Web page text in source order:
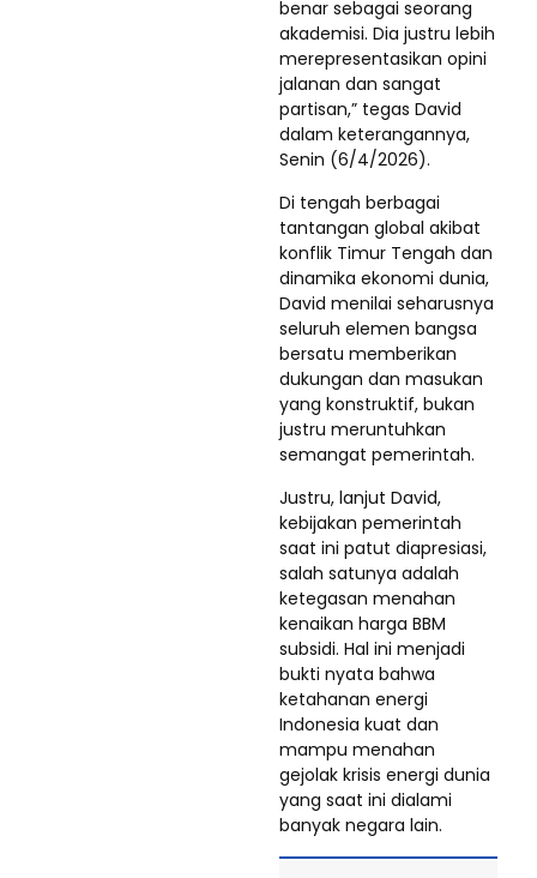
benar sebagai seorang
akademisi. Dia justru lebih
merepresentasikan opini
jalanan dan sangat
partisan,” tegas David
dalam keterangannya,
Senin (6/4/2026).
Di tengah berbagai
tantangan global akibat
konflik Timur Tengah dan
dinamika ekonomi dunia,
David menilai seharusnya
seluruh elemen bangsa
bersatu memberikan
dukungan dan masukan
yang konstruktif, bukan
justru meruntuhkan
semangat pemerintah.
Justru, lanjut David,
kebijakan pemerintah
saat ini patut diapresiasi,
salah satunya adalah
ketegasan menahan
kenaikan harga BBM
subsidi. Hal ini menjadi
bukti nyata bahwa
ketahanan energi
Indonesia kuat dan
mampu menahan
gejolak krisis energi dunia
yang saat ini dialami
banyak negara lain.